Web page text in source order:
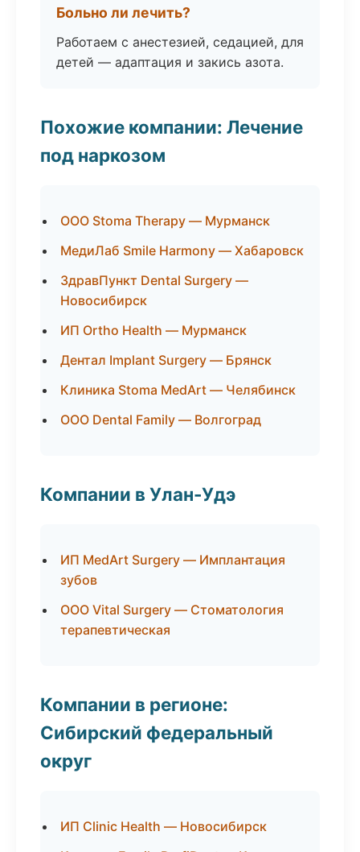
Больно ли лечить?
Работаем с анестезией, седацией, для
детей — адаптация и закись азота.
Похожие компании: Лечение
под наркозом
ООО Stoma Therapy — Мурманск
МедиЛаб Smile Harmony — Хабаровск
ЗдравПункт Dental Surgery —
Новосибирск
ИП Ortho Health — Мурманск
Дентал Implant Surgery — Брянск
Клиника Stoma MedArt — Челябинск
ООО Dental Family — Волгоград
Компании в Улан-Удэ
ИП MedArt Surgery — Имплантация
зубов
ООО Vital Surgery — Стоматология
терапевтическая
Компании в регионе:
Сибирский федеральный
округ
ИП Clinic Health — Новосибирск